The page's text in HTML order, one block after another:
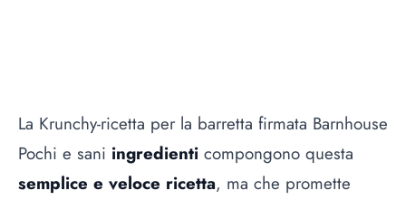
La Krunchy-ricetta per la barretta firmata Barnhouse
Pochi e sani ingredienti compongono questa
semplice e veloce ricetta, ma che promette